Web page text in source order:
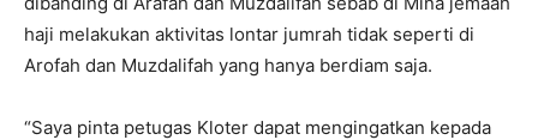
haji melakukan aktivitas lontar jumrah tidak seperti di
Arofah dan Muzdalifah yang hanya berdiam saja.
“Saya pinta petugas Kloter dapat mengingatkan kepada